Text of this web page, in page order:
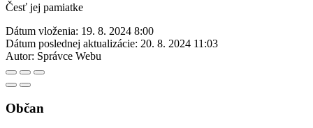
Česť jej pamiatke
Dátum vloženia: 19. 8. 2024 8:00
Dátum poslednej aktualizácie: 20. 8. 2024 11:03
Autor: Správce Webu
Občan